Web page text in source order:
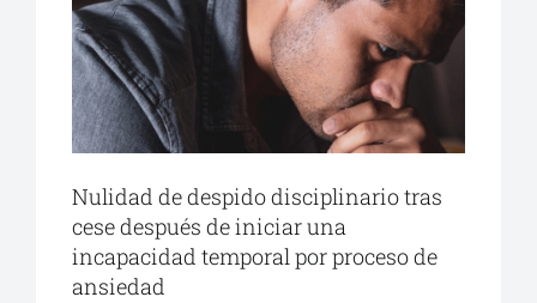
Nulidad de despido disciplinario tras
cese después de iniciar una
incapacidad temporal por proceso de
ansiedad